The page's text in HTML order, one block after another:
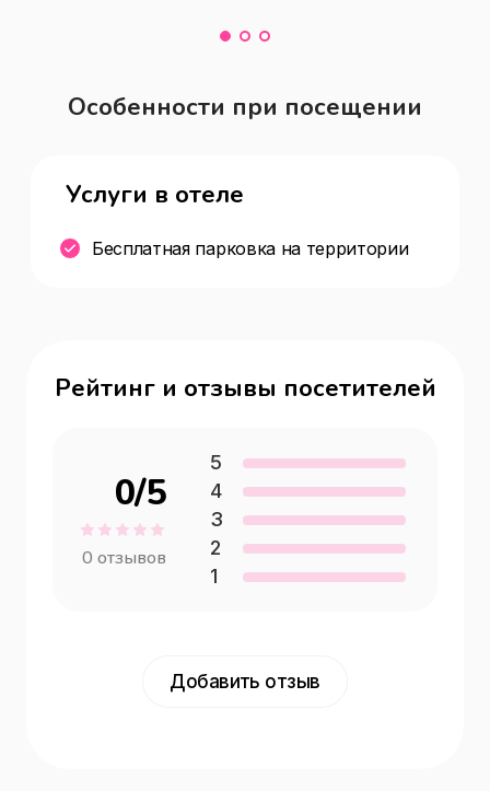
Особенности при посещении
Услуги в отеле
Бесплатная парковка на территории
Рейтинг и отзывы посетителей
0/5
0 отзывов
5
4
3
2
1
Добавить отзыв